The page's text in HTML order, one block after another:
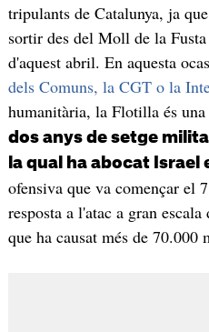
tripulants de Catalunya, ja
sortir des del Moll de la
d'aquest abril. En aquesta
dels Comuns, la CGT o la
humanitària, la Flotilla és una
dos anys de setge
la qual ha abocat Israel
ofensiva que va començar el
resposta a l'atac a gran
que ha causat més de 70.000